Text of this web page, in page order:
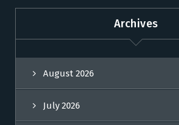
Archives
August 2026
July 2026